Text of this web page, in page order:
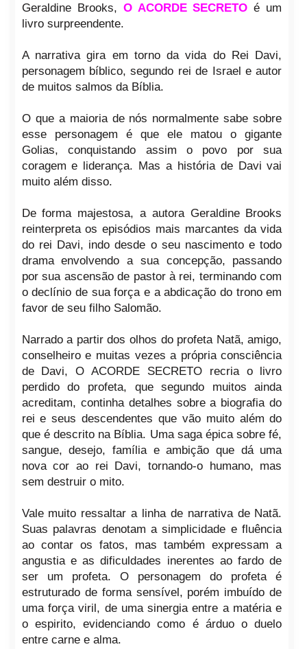
Geraldine Brooks, O ACORDE SECRETO é um
livro surpreendente.
A narrativa gira em torno da vida do Rei Davi,
personagem bíblico, segundo rei de Israel e autor
de muitos salmos da Bíblia.
O que a maioria de nós normalmente sabe sobre
esse personagem é que ele matou o gigante
Golias, conquistando assim o povo por sua
coragem e liderança. Mas a história de Davi vai
muito além disso.
De forma majestosa, a autora Geraldine Brooks
reinterpreta os episódios mais marcantes da vida
do rei Davi, indo desde o seu nascimento e todo
drama envolvendo a sua concepção, passando
por sua ascensão de pastor à rei, terminando com
o declínio de sua força e a abdicação do trono em
favor de seu filho Salomão.
Narrado a partir dos olhos do profeta Natã, amigo,
conselheiro e muitas vezes a própria consciência
de Davi, O ACORDE SECRETO recria o livro
perdido do profeta, que segundo muitos ainda
acreditam, continha detalhes sobre a biografia do
rei e seus descendentes que vão muito além do
que é descrito na Bíblia. Uma saga épica sobre fé,
sangue, desejo, família e ambição que dá uma
nova cor ao rei Davi, tornando-o humano, mas
sem destruir o mito.
Vale muito ressaltar a linha de narrativa de Natã.
Suas palavras denotam a simplicidade e fluência
ao contar os fatos, mas também expressam a
angustia e as dificuldades inerentes ao fardo de
ser um profeta. O personagem do profeta é
estruturado de forma sensível, porém imbuído de
uma força viril, de uma sinergia entre a matéria e
o espirito, evidenciando como é árduo o duelo
entre carne e alma.